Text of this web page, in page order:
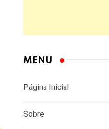
MENU
Página Inicial
Sobre